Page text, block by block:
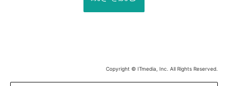
Copyright © ITmedia, Inc. All Rights Reserved.